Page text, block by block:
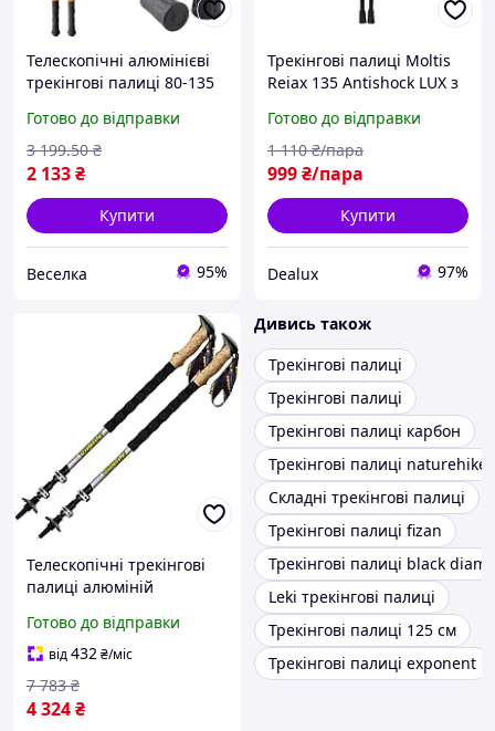
Телескопічні алюмінієві
трекінгові палиці 80-135
скандинавської ходьби
FLAME
Готово до відправки
2 133₴
3 199.50 ₴
Купити
Веселка 95%
Трекінгові палиці Moltis
Reiax 135 Antishock LUX з
та розширеними
функціями
Готово до відправки
999₴/пара
1 110 ₴/пара
Купити
Dealux 97%
Телескопічні трекінгові
палиці алюміній
шт сірий Vipole MK-1112
Готово до відправки
від432₴/міс
4 324₴
7 783 ₴
Дивись також
Трекінгові палиці
Трекінгові палиці
Трекінгові палиці карбон
Трекінгові палиці naturehike
Складні трекінгові палиці
Трекінгові палиці fizan
Трекінгові палиці black
Leki трекінгові палиці
Трекінгові палиці 125 см
Трекінгові палиці exponent